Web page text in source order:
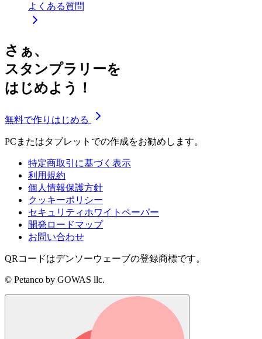
よくある質問
さぁ、
スタンプラリーを
はじめよう！
無料で作りはじめる
PCまたはタブレットでの作成をお勧めします。
特定商取引に基づく表示
利用規約
個人情報保護方針
クッキーポリシー
セキュリティホワイトペーパー
開発ロードマップ
お問い合わせ
QRコードはデンソーウェーブの登録商標です。
© Petanco by GOWAS llc.